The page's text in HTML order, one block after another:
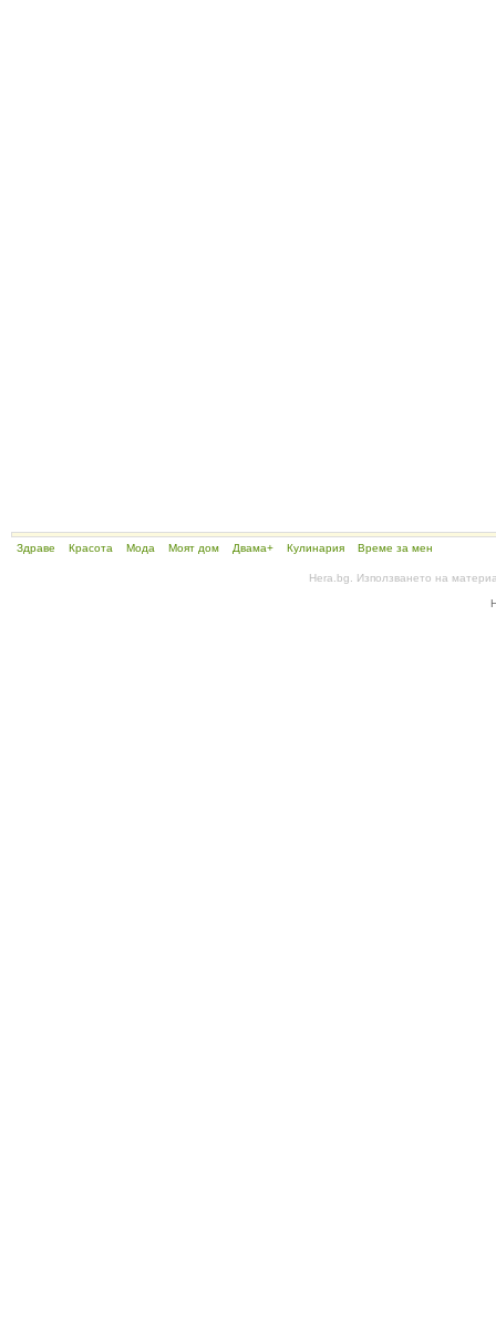
Здраве Красота Мода Моят дом Двама+ Кулинария Време за мен
Hera.bg. Използването на